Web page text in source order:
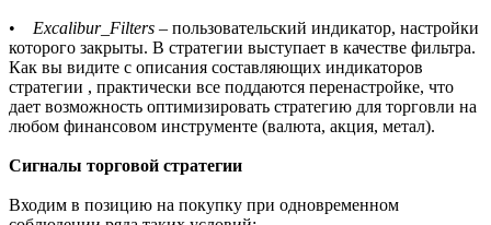
• Excalibur_Filters – пользовательский индикатор, настройки
которого закрыты. В стратегии выступает в качестве фильтра.
Как вы видите с описания составляющих индикаторов
стратегии , практически все поддаются перенастройке, что
дает возможность оптимизировать стратегию для торговли на
любом финансовом инструменте (валюта, акция, метал).
Сигналы торговой стратегии
Входим в позицию на покупку при одновременном